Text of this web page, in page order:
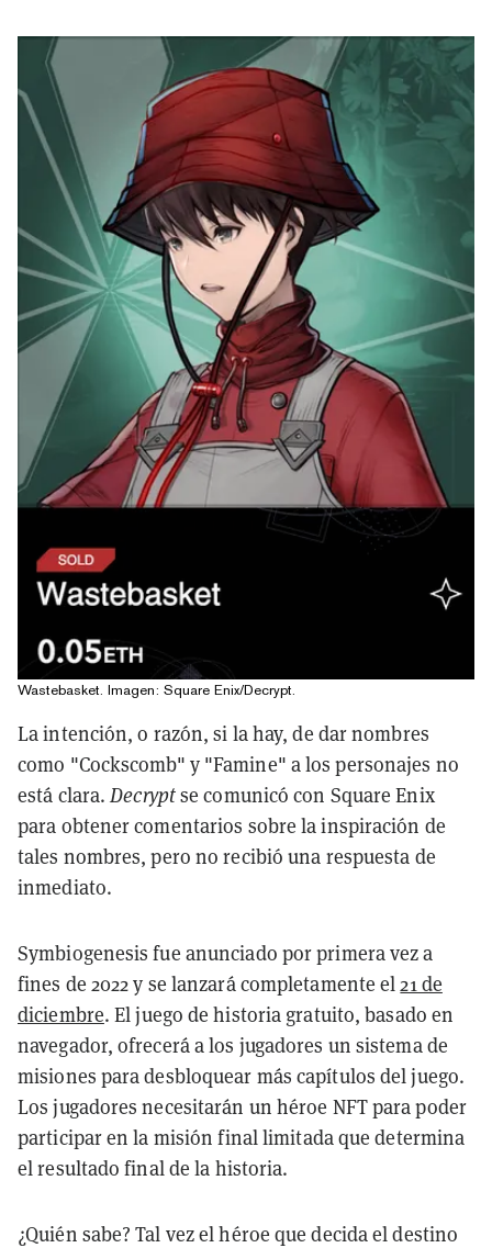
Wastebasket. Imagen: Square Enix/Decrypt.
La intención, o razón, si la hay, de dar nombres
como "Cockscomb" y "Famine" a los personajes no
está clara.Decryptse comunicó con Square Enix
para obtener comentarios sobre la inspiración de
tales nombres, pero no recibió una respuesta de
inmediato.
Symbiogenesis fue anunciado por primera vez a
fines de 2022 y se lanzará completamente el21 de
diciembre. El juego de historia gratuito, basado en
navegador, ofrecerá a los jugadores un sistema de
misiones para desbloquear más capítulos del juego.
Los jugadores necesitarán un héroe NFT para poder
participar en la misión final limitada que determina
el resultado final de la historia.
¿Quién sabe? Tal vez el héroe que decida el destino